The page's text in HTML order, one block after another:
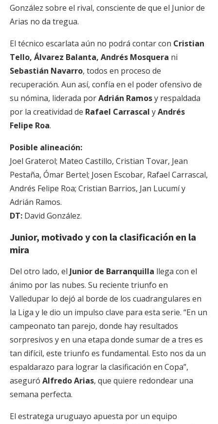
González sobre el rival, consciente de que el Junior de
Arias no da tregua.
El técnico escarlata aún no podrá contar con Cristian
Tello, Álvarez Balanta, Andrés Mosquera ni
Sebastián Navarro, todos en proceso de
recuperación. Aun así, confía en el poder ofensivo de
su nómina, liderada porAdrián Ramosy respaldada
por la creatividad de Rafael Carrascal yAndrés
Felipe Roa.
Posible alineación:
Joel Graterol; Mateo Castillo, Cristian Tovar, Jean
Pestaña, Ómar Bertel; Josen Escobar, Rafael Carrascal,
Andrés Felipe Roa; Cristian Barrios, Jan Lucumí y
Adrián Ramos.
DT: David González.
Junior, motivado y con la clasificación en la
mira
Del otro lado, el Junior de Barranquilla llega con el
ánimo por las nubes. Su reciente triunfo en
Valledupar lo dejó al borde de los cuadrangulares en
la Liga y le dio un impulso clave para esta serie. “En un
campeonato tan parejo, donde hay resultados
sorpresivos y en una etapa donde sumar de a tres es
tan difícil, este triunfo es fundamental. Esto nos da un
espaldarazo para lograr la clasificación en Copa”,
aseguró Alfredo Arias, que quiere redondear una
semana perfecta.
El estratega uruguayo apuesta por un equipo